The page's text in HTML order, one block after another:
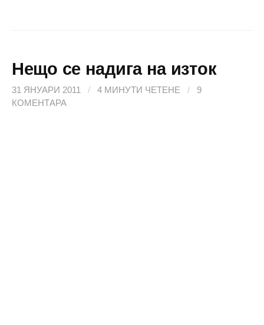
Нещо се надига на изток
31 ЯНУАРИ 2011 / 4 МИНУТИ ЧЕТЕНЕ /
9
КОМЕНТАРА